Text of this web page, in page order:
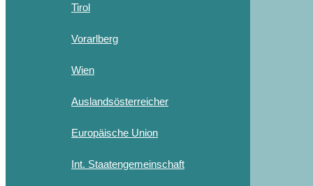
Tirol
Vorarlberg
Wien
Auslandsösterreicher
Europäische Union
Int. Staatengemeinschaft